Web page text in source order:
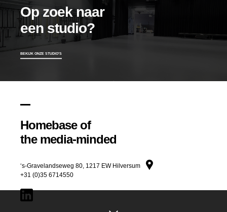
Aanhef
Op zoek naar
een studio?
BEKIJK ONZE STUDIO'S
Homebase of
the media-minded
‘s-Gravelandseweg 80, 1217 EW Hilversum
+31 (0)35 6714550